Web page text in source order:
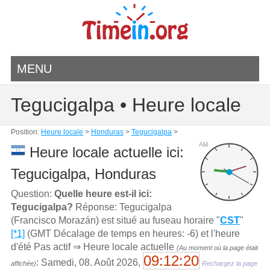
MENU
Tegucigalpa • Heure locale
Position: Heure locale > Honduras> Tegucigalpa>
AM
Heure locale actuelle ici:
Tegucigalpa, Honduras
Question: Quelle heure est-il ici:
Tegucigalpa? Réponse: Tegucigalpa
(Francisco Morazán) est situé au fuseau horaire "CST"
[*1] (GMT Décalage de temps en heures: -6) et l'heure
d'été Pas actif ⇒ Heure locale actuelle (Au moment où la page était
affichée): Samedi, 08. Août 2026, 09:12:20 Rechargez la page